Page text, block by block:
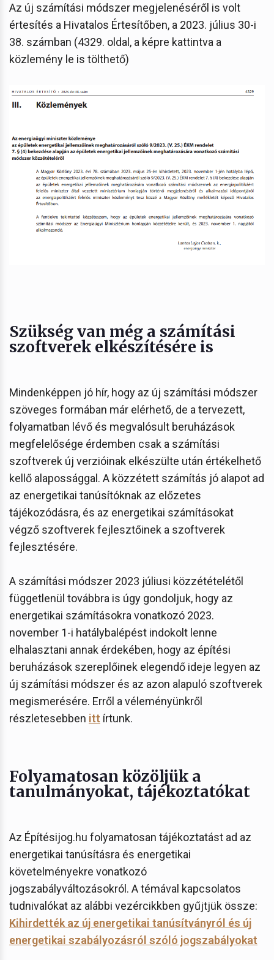
Az új számítási módszer megjelenéséről is volt
értesítés a Hivatalos Értesítőben, a 2023. július 30-i
38. számban (4329. oldal, a képre kattintva a
közlemény le is tölthető)
Szükség van még a számítási
szoftverek elkészítésére is
Mindenképpen jó hír, hogy az új számítási módszer
szöveges formában már elérhető, de a tervezett,
folyamatban lévő és megvalósult beruházások
megfelelősége érdemben csak a számítási
szoftverek új verzióinak elkészülte után értékelhető
kellő alapossággal. A közzétett számítás jó alapot ad
az energetikai tanúsítóknak az előzetes
tájékozódásra, és az energetikai számításokat
végző szoftverek fejlesztőinek a szoftverek
fejlesztésére.
A számítási módszer 2023 júliusi közzétételétől
függetlenül továbbra is úgy gondoljuk, hogy az
energetikai számításokra vonatkozó 2023.
november 1-i hatálybalépést indokolt lenne
elhalasztani annak érdekében, hogy az építési
beruházások szereplőinek elegendő ideje legyen az
új számítási módszer és az azon alapuló szoftverek
megismerésére. Erről a véleményünkről
részletesebben itt írtunk.
Folyamatosan közöljük a
tanulmányokat, tájékoztatókat
Az Építésijog.hu folyamatosan tájékoztatást ad az
energetikai tanúsításra és energetikai
követelményekre vonatkozó
jogszabályváltozásokról. A témával kapcsolatos
tudnivalókat az alábbi vezércikkben gyűjtjük össze:
Kihirdették az új energetikai tanúsítványról és új
energetikai szabályozásról szóló jogszabályokat